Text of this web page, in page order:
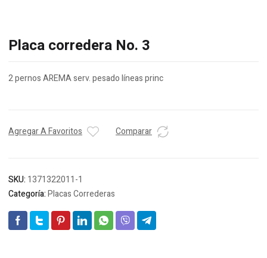
Placa corredera No. 3
2 pernos AREMA serv. pesado líneas princ
Agregar A Favoritos Comparar
SKU: 1371322011-1
Categoría:Placas Correderas